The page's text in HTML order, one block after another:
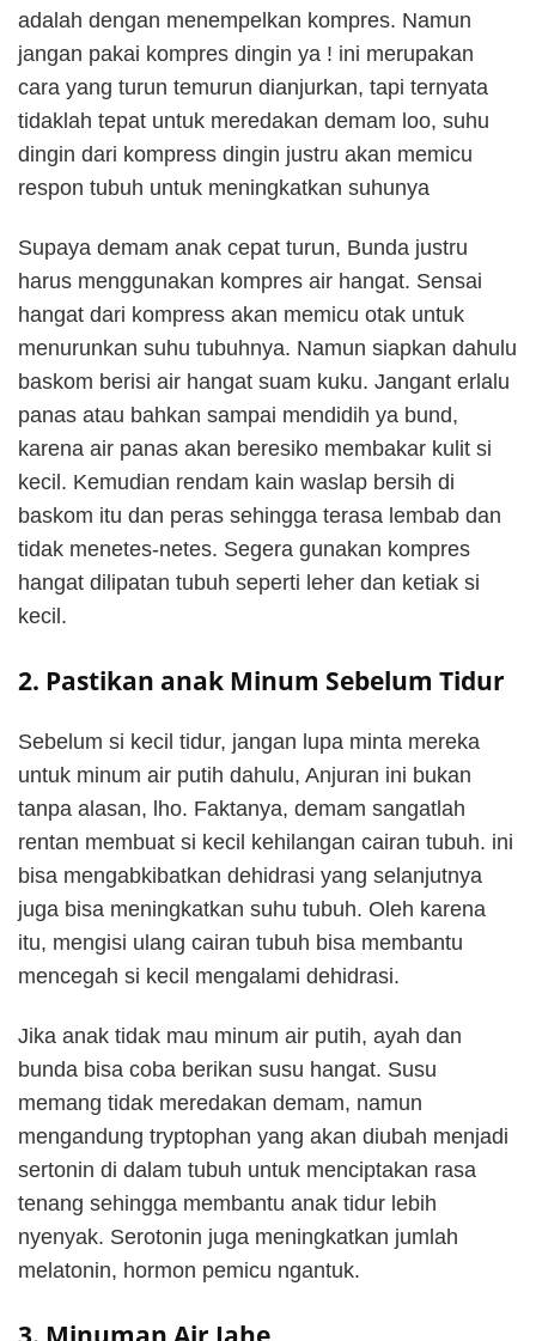
adalah dengan menempelkan kompres. Namun
jangan pakai kompres dingin ya ! ini merupakan
cara yang turun temurun dianjurkan, tapi ternyata
tidaklah tepat untuk meredakan demam loo, suhu
dingin dari kompress dingin justru akan memicu
respon tubuh untuk meningkatkan suhunya
Supaya demam anak cepat turun, Bunda justru
harus menggunakan kompres air hangat. Sensai
hangat dari kompress akan memicu otak untuk
menurunkan suhu tubuhnya. Namun siapkan dahulu
baskom berisi air hangat suam kuku. Jangant erlalu
panas atau bahkan sampai mendidih ya bund,
karena air panas akan beresiko membakar kulit si
kecil. Kemudian rendam kain waslap bersih di
baskom itu dan peras sehingga terasa lembab dan
tidak menetes-netes. Segera gunakan kompres
hangat dilipatan tubuh seperti leher dan ketiak si
kecil.
2. Pastikan anak Minum Sebelum Tidur
Sebelum si kecil tidur, jangan lupa minta mereka
untuk minum air putih dahulu, Anjuran ini bukan
tanpa alasan, lho. Faktanya, demam sangatlah
rentan membuat si kecil kehilangan cairan tubuh. ini
bisa mengabkibatkan dehidrasi yang selanjutnya
juga bisa meningkatkan suhu tubuh. Oleh karena
itu, mengisi ulang cairan tubuh bisa membantu
mencegah si kecil mengalami dehidrasi.
Jika anak tidak mau minum air putih, ayah dan
bunda bisa coba berikan susu hangat. Susu
memang tidak meredakan demam, namun
mengandung tryptophan yang akan diubah menjadi
sertonin di dalam tubuh untuk menciptakan rasa
tenang sehingga membantu anak tidur lebih
nyenyak. Serotonin juga meningkatkan jumlah
melatonin, hormon pemicu ngantuk.
3. Minuman Air Jahe